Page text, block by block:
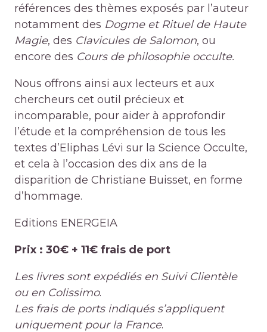
références des thèmes exposés par l’auteur
notamment des Dogme et Rituel de Haute
Magie, des Clavicules de Salomon, ou
encore des Cours de philosophie occulte.
Nous offrons ainsi aux lecteurs et aux
chercheurs cet outil précieux et
incomparable, pour aider à approfondir
l’étude et la compréhension de tous les
textes d’Eliphas Lévi sur la Science Occulte,
et cela à l’occasion des dix ans de la
disparition de Christiane Buisset, en forme
d’hommage.
Editions ENERGEIA
Prix : 30€ + 11€ frais de port
Les livres sont expédiés en Suivi Clientèle
ou en Colissimo.
Les frais de ports indiqués s’appliquent
uniquement pour la France.